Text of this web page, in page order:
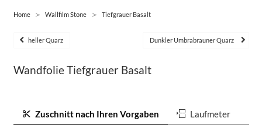
Home Wallfilm Stone Tiefgrauer Basalt
heller Quarz Dunkler Umbrabrauner Quarz
Wandfolie Tiefgrauer Basalt
Zuschnitt nach Ihren Vorgaben Laufmeter